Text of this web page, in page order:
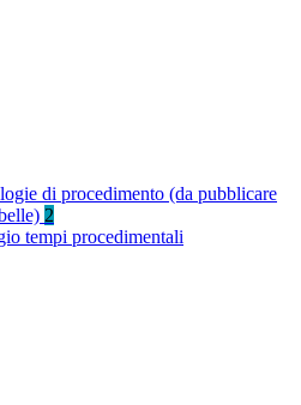
di procedimento (da pubblicare
2
tempi procedimentali